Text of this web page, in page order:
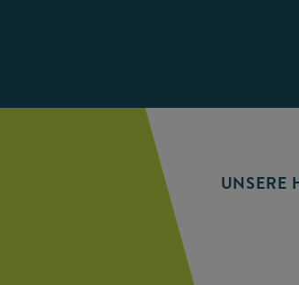
UNSERE